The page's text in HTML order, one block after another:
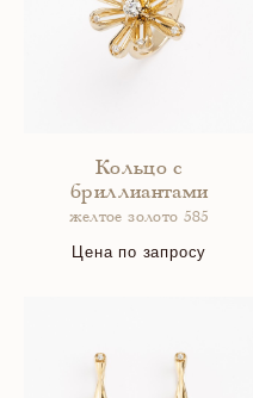
Кольцо с
бриллиантами
желтое золото 585
Цена по запросу